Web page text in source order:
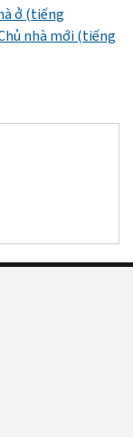
ở (tiếng
nhà mới (tiếng